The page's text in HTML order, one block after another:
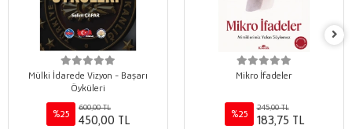
Mülki İdarede Vizyon - Başarı
Öyküleri
%25
600,00 TL
450,00 TL
Mikro İfadeler
%25
245,00 TL
183,75 TL